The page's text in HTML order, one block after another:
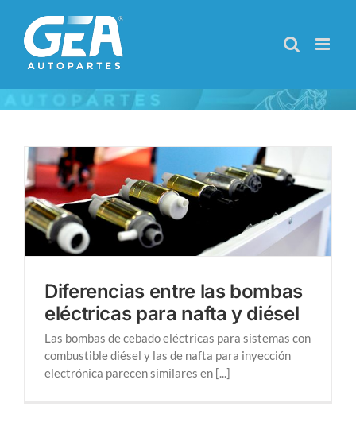
contenido
Diferencias entre las bombas
eléctricas para nafta y diésel
Las bombas de cebado eléctricas para sistemas con
combustible diésel y las de nafta para inyección
electrónica parecen similares en [...]